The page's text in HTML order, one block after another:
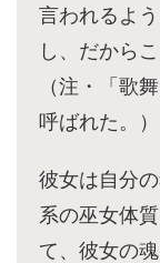
言われるよ
し、だから
（注・「歌
呼ばれた。）
彼女は自分
系の巫女体
て、彼女の